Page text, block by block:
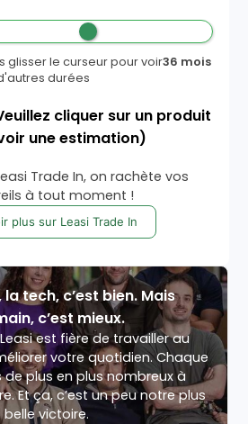
glisser le curseur pour voir
durées
36 mois
cliquer sur un produit
une estimation)
Trade In, on rachète vos
à tout moment !
plus sur Leasi Trade In
la tech, c’est bien. Mais
c’est mieux.
est fière de travailler au
votre quotidien. Chaque
de plus en plus nombreux à
Et ça, c’est un peu notre plus
belle victoire.